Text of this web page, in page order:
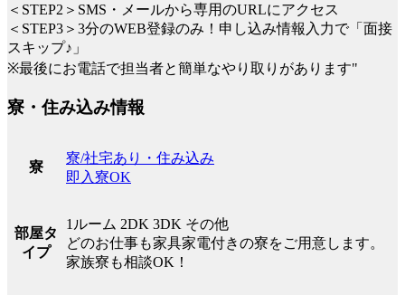
＜STEP2＞SMS・メールから専用のURLにアクセス
＜STEP3＞3分のWEB登録のみ！申し込み情報入力で「面接
スキップ♪」
※最後にお電話で担当者と簡単なやり取りがあります"
寮・住み込み情報
寮
寮/社宅あり・住み込み
即入寮OK
部屋タ
イプ
1ルーム 2DK 3DK その他
どのお仕事も家具家電付きの寮をご用意します。
家族寮も相談OK！